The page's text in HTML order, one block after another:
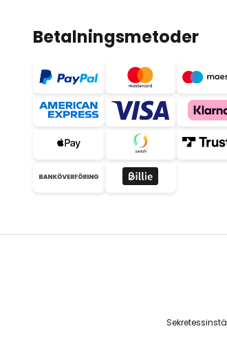
Betalningsmetoder